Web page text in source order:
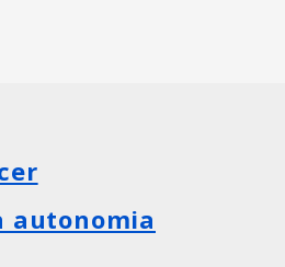
autonomia